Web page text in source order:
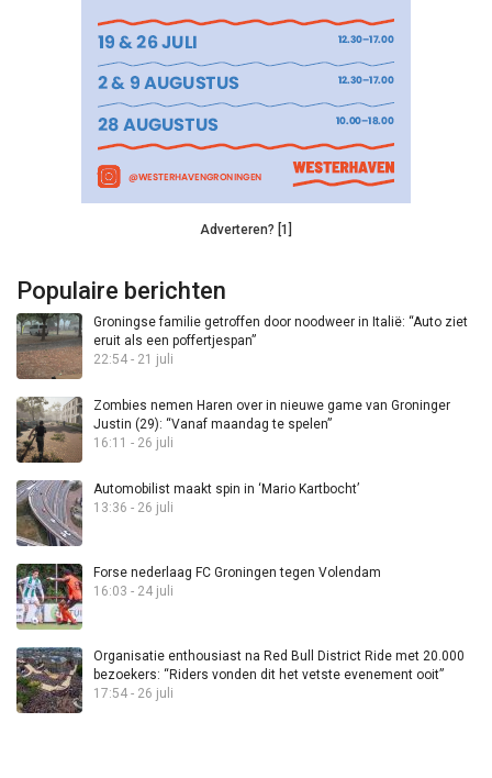
Adverteren? [1]
Populaire berichten
Groningse familie getroffen door noodweer in Italië: “Auto ziet
eruit als een poffertjespan”
22:54 - 21 juli
Zombies nemen Haren over in nieuwe game van Groninger
Justin (29): “Vanaf maandag te spelen”
16:11 - 26 juli
Automobilist maakt spin in ‘Mario Kartbocht’
13:36 - 26 juli
Forse nederlaag FC Groningen tegen Volendam
16:03 - 24 juli
Organisatie enthousiast na Red Bull District Ride met 20.000
bezoekers: “Riders vonden dit het vetste evenement ooit”
17:54 - 26 juli